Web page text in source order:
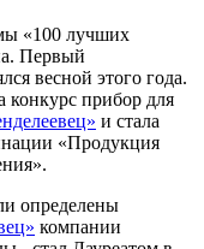
«100 лучших
Первый
весной этого года.
конкурс прибор для
и стала
«Продукция
определены
компании